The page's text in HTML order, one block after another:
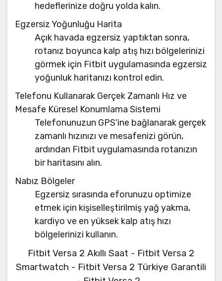
hedeflerinize doğru yolda kalın.
Egzersiz Yoğunluğu Harita
Açık havada egzersiz yaptıktan sonra,
rotanız boyunca kalp atış hızı bölgelerinizi
görmek için Fitbit uygulamasında egzersiz
yoğunluk haritanızı kontrol edin.
Telefonu Kullanarak Gerçek Zamanlı Hız ve
Mesafe Küresel Konumlama Sistemi
Telefonunuzun GPS'ine bağlanarak gerçek
zamanlı hızınızı ve mesafenizi görün,
ardından Fitbit uygulamasında rotanızın
bir haritasını alın.
Nabız Bölgeler
Egzersiz sırasında eforunuzu optimize
etmek için kişiselleştirilmiş yağ yakma,
kardiyo ve en yüksek kalp atış hızı
bölgelerinizi kullanın.
Fitbit Versa 2 Akıllı Saat - Fitbit Versa 2
Smartwatch - Fitbit Versa 2 Türkiye Garantili